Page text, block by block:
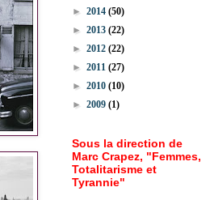
► 2014 (50)
► 2013 (22)
► 2012 (22)
► 2011 (27)
► 2010 (10)
► 2009 (1)
Sous la direction de
Marc Crapez, "Femmes,
Totalitarisme et
Tyrannie"